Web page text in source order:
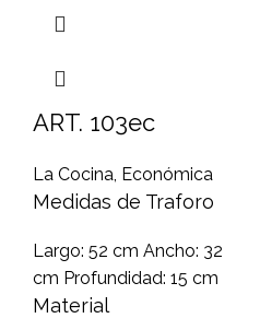
ART. 103ec
La Cocina, Económica
Medidas de Traforo
Largo: 52 cm Ancho: 32
cm Profundidad: 15 cm
Material